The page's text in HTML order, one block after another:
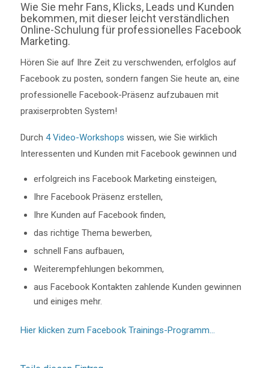
Wie Sie mehr Fans, Klicks, Leads und Kunden
bekommen, mit dieser leicht verständlichen
Online-Schulung für professionelles Facebook
Marketing.
Hören Sie auf Ihre Zeit zu verschwenden, erfolglos auf
Facebook zu posten, sondern fangen Sie heute an, eine
professionelle Facebook-Präsenz aufzubauen mit
praxiserprobten System!
Durch 4 Video-Workshops wissen, wie Sie wirklich
Interessenten und Kunden mit Facebook gewinnen und
erfolgreich ins Facebook Marketing einsteigen,
Ihre Facebook Präsenz erstellen,
Ihre Kunden auf Facebook finden,
das richtige Thema bewerben,
schnell Fans aufbauen,
Weiterempfehlungen bekommen,
aus Facebook Kontakten zahlende Kunden gewinnen
und einiges mehr.
Hier klicken zum Facebook Trainings-Programm…